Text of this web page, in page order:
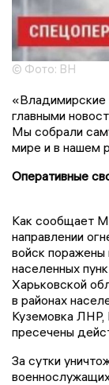
© Фото: ВН
«Владимирские
главными
Мы собрали
мире и в нашем
Оперативные
Как сообщает
направлении
войск
населенных
Харьковской
в районах
Куземовка ЛНР,
пресечены
За сутки